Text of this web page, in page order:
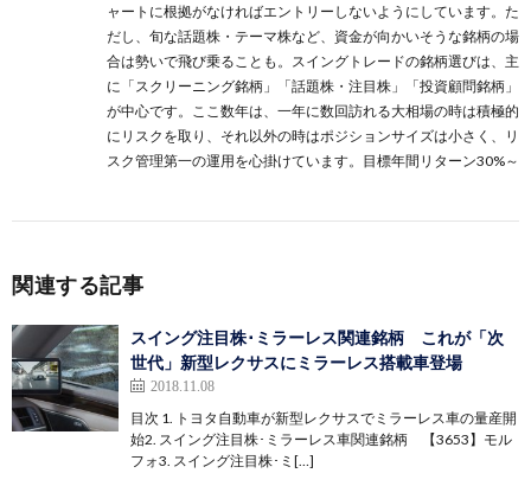
ャートに根拠がなければエントリーしないようにしています。た
だし、旬な話題株・テーマ株など、資金が向かいそうな銘柄の場
合は勢いで飛び乗ることも。スイングトレードの銘柄選びは、主
に 「スクリーニング銘柄」 「話題株・注目株」
「投資顧問銘柄」
が中心です。ここ数年は、一年に数回訪れる大相場の時は積極的
にリスクを取り、それ以外の時はポジションサイズは小さく、リ
スク管理第一の運用を心掛けています。目標年間リターン30%～
関連する記事
スイング注目株･ミラーレス関連銘柄 これが「次
世代」新型レクサスにミラーレス搭載車登場
2018.11.08
目次 1. トヨタ自動車が新型レクサスでミラーレス車の量産開
始2. スイング注目株･ミラーレス車関連銘柄 【3653】モル
フォ3. スイング注目株･ミ[…]